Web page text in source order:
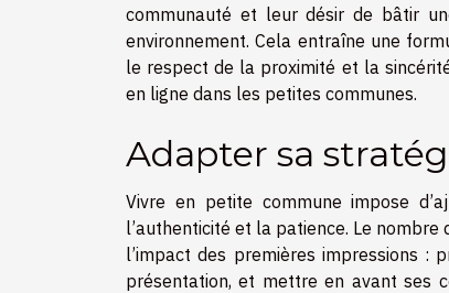
communauté et leur désir de bâtir
environnement. Cela entraîne une
le respect de la proximité et la
en ligne dans les petites communes.
Adapter sa
Vivre en petite commune impose
l’authenticité et la patience. Le
l’impact des premières impressions :
présentation, et mettre en avant ses